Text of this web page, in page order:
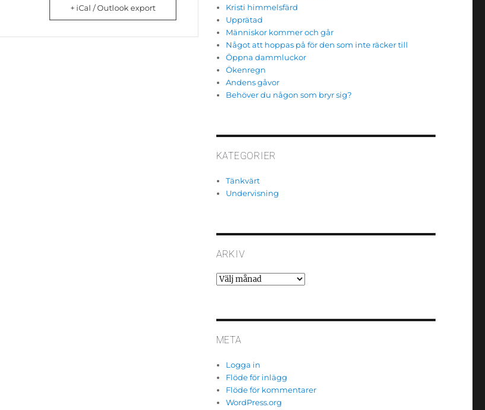
+ iCal / Outlook export
Kristi himmelsfärd
Upprätad
Människor kommer och går
Något att hoppas på för den som inte räcker till
Öppna dammluckor
Ökenregn
Andens gåvor
Behöver du någon som bryr sig?
KATEGORIER
Tänkvärt
Undervisning
ARKIV
Arkiv
META
Logga in
Flöde för inlägg
Flöde för kommentarer
WordPress.org